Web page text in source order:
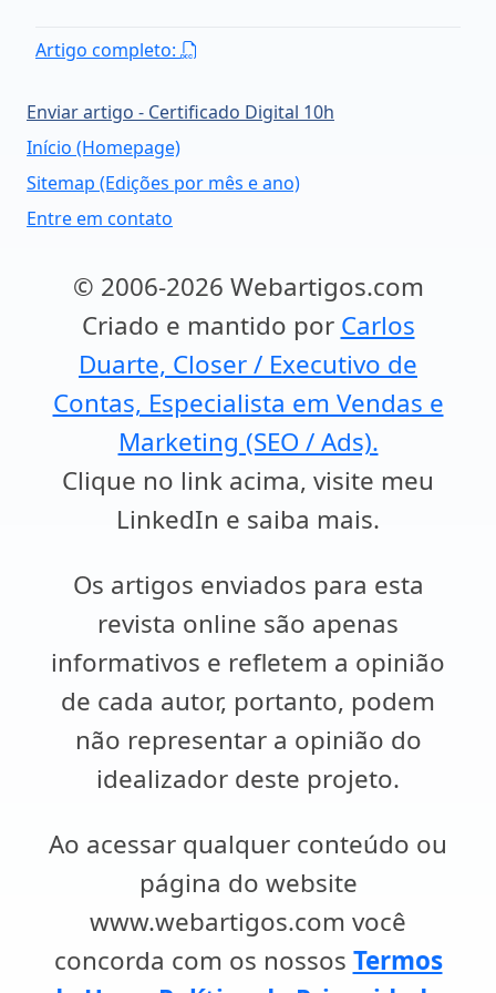
Artigo completo:
Enviar artigo - Certificado Digital 10h
Início (Homepage)
Sitemap (Edições por mês e ano)
Entre em contato
© 2006-2026 Webartigos.com
Criado e mantido por Carlos
Duarte, Closer / Executivo de
Contas, Especialista em Vendas e
Marketing (SEO / Ads).
Clique no link acima, visite meu
LinkedIn e saiba mais.
Os artigos enviados para esta
revista online são apenas
informativos e refletem a opinião
de cada autor, portanto, podem
não representar a opinião do
idealizador deste projeto.
Ao acessar qualquer conteúdo ou
página do website
www.webartigos.com você
concorda com os nossos Termos